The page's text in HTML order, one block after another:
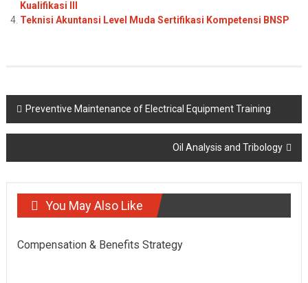
Kualifikasi III
Teknisi Akuntansi Level Muda Sertifikasi Kompetensi BNSP
Post
navigation
Preventive Maintenance of Electrical Equipment Training
Oil Analysis and Tribology
You May Also Like
Compensation & Benefits Strategy